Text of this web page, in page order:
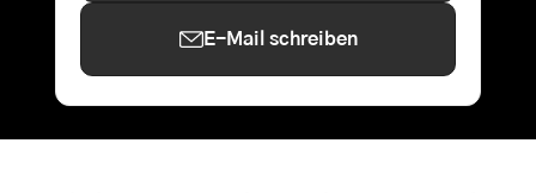
E-Mail schreiben